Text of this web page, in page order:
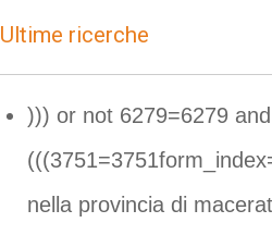
Ultime ricerche
))) or not 6279=6279 and
nella provincia di